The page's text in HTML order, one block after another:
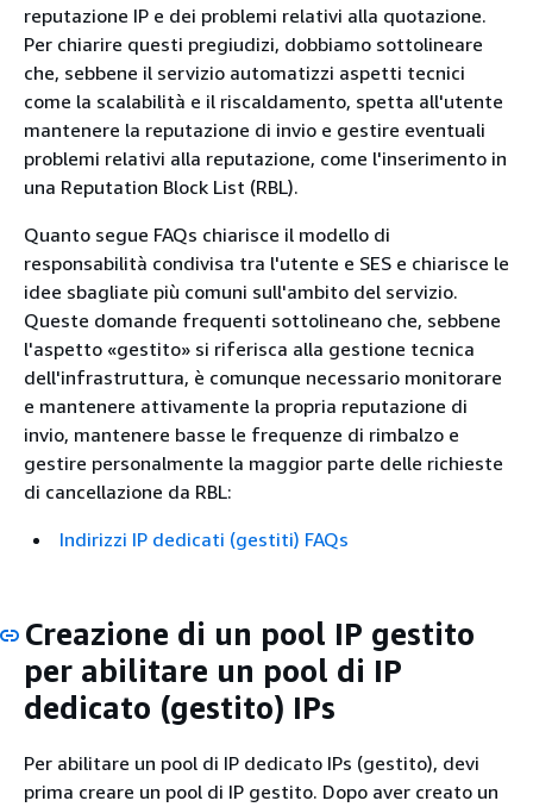
reputazione IP e dei problemi relativi alla quotazione.
Per chiarire questi pregiudizi, dobbiamo sottolineare
che, sebbene il servizio automatizzi aspetti tecnici
come la scalabilità e il riscaldamento, spetta all'utente
mantenere la reputazione di invio e gestire eventuali
problemi relativi alla reputazione, come l'inserimento in
una Reputation Block List (RBL).
Quanto segue FAQs chiarisce il modello di
responsabilità condivisa tra l'utente e SES e chiarisce le
idee sbagliate più comuni sull'ambito del servizio.
Queste domande frequenti sottolineano che, sebbene
l'aspetto «gestito» si riferisca alla gestione tecnica
dell'infrastruttura, è comunque necessario monitorare
e mantenere attivamente la propria reputazione di
invio, mantenere basse le frequenze di rimbalzo e
gestire personalmente la maggior parte delle richieste
di cancellazione da RBL:
Indirizzi IP dedicati (gestiti) FAQs
Creazione di un pool IP gestito
per abilitare un pool di IP
dedicato (gestito) IPs
Per abilitare un pool di IP dedicato IPs (gestito), devi
prima creare un pool di IP gestito. Dopo aver creato un